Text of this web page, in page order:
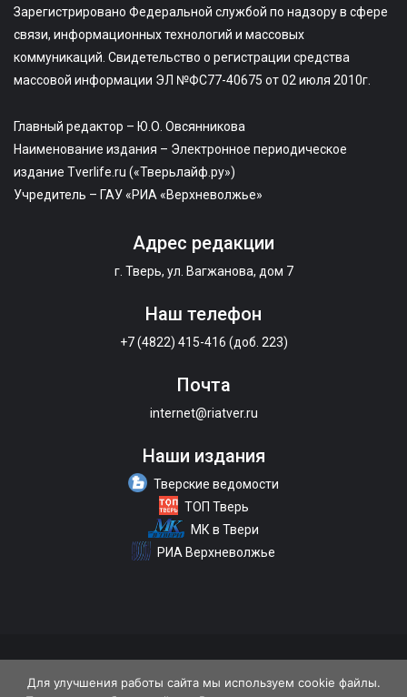
Зарегистрировано Федеральной службой по надзору в сфере
связи, информационных технологий и массовых
коммуникаций. Свидетельство о регистрации средства
массовой информации ЭЛ №ФС77-40675 от 02 июля 2010г.
Главный редактор – Ю.О. Овсянникова
Наименование издания – Электронное периодическое
издание Tverlife.ru («Тверьлайф.ру»)
Учредитель – ГАУ «РИА «Верхневолжье»
Адрес редакции
г. Тверь, ул. Вагжанова, дом 7
Наш телефон
+7 (4822) 415-416 (доб. 223)
Почта
internet@riatver.ru
Наши издания
Тверские ведомости
ТОП Тверь
МК в Твери
РИА Верхневолжье
Для улучшения работы сайта мы используем cookie файлы.